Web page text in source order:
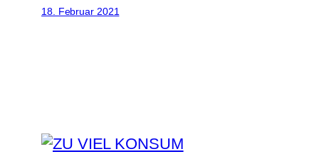
18. Februar 2021